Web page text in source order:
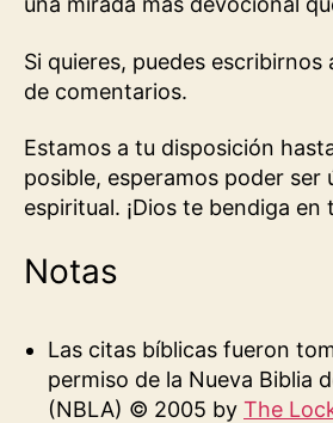
Si quieres, puedes escribirnos
de comentarios.
Estamos a tu disposición
posible, esperamos poder ser
espiritual. ¡Dios te bendiga en
Notas
Las citas bíblicas fueron
permiso de la Nueva Biblia
(NBLA) © 2005 by The